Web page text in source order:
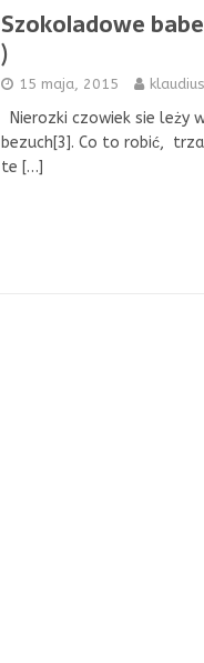
Szokoladowe
)
15 maja, 2015
Nierozki czowiek sie leży
bezuch[3]. Co to robić,
te […]